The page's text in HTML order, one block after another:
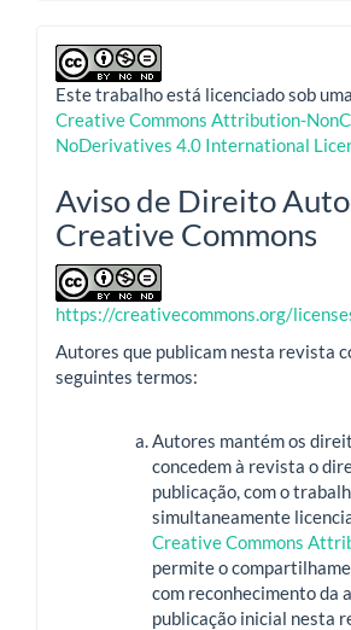
Este trabalho está licenciado sob
Creative Commons Attribution-
NoDerivatives 4.0 International
Aviso de Direito
Creative Commons
https://creativecommons.org/
Autores que publicam nesta revista
seguintes termos:
Autores mantém os
concedem à revista o
publicação, com o
simultaneamente
Creative Commons
permite o
com reconhecimento da
publicação inicial nesta